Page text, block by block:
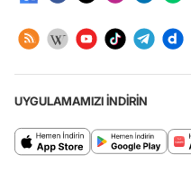
UYGULAMAMIZI İNDİRİN